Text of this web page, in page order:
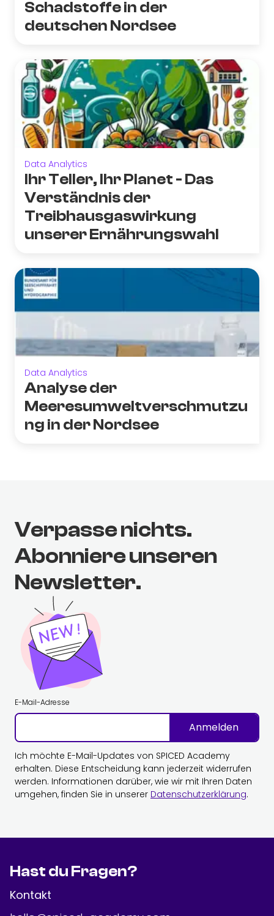
Schadstoffe in der
deutschen Nordsee
Data Analytics
Ihr Teller, Ihr Planet - Das
Verständnis der
Treibhausgaswirkung
unserer Ernährungswahl
Data Analytics
Analyse der
Meeresumweltverschmutzu
ng in der Nordsee
Verpasse nichts.
Abonniere unseren
Newsletter.
E-Mail-Adresse
Anmelden
Ich möchte E-Mail-Updates von SPICED Academy
erhalten. Diese Entscheidung kann jederzeit widerrufen
werden. Informationen darüber, wie wir mit Ihren Daten
umgehen, finden Sie in unserer Datenschutzerklärung.
Hast du Fragen?
Kontakt